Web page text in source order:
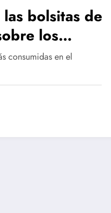
bolsitas de
los
impacto en
consumidas en el